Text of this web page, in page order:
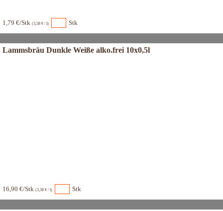
1,79 €/Stk (3,58 € / l) Stk
Lammsbräu Dunkle Weiße alko.frei 10x0,5l
16,90 €/Stk (3,38 € / l) Stk